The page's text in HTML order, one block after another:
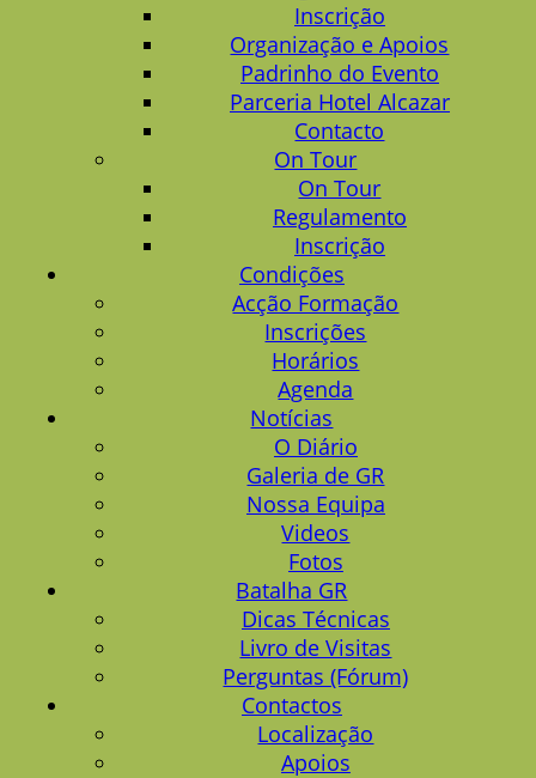
Inscrição
Organização e Apoios
Padrinho do Evento
Parceria Hotel Alcazar
Contacto
On Tour
On Tour
Regulamento
Inscrição
Condições
Acção Formação
Inscrições
Horários
Agenda
Notícias
O Diário
Galeria de GR
Nossa Equipa
Videos
Fotos
Batalha GR
Dicas Técnicas
Livro de Visitas
Perguntas (Fórum)
Contactos
Localização
Apoios